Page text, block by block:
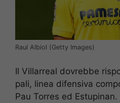
Raul Albiol (Getty Images)
Il Villarreal dovrebbe
pali, linea difensiva
Pau Torres ed